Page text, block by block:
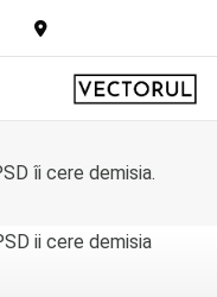
îi cere demisia.